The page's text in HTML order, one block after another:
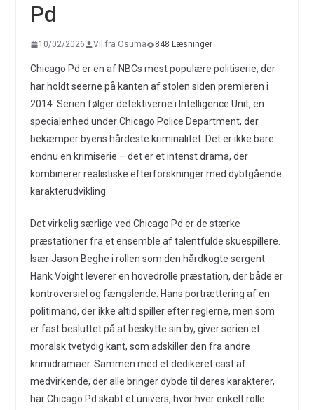
Pd
10/02/2026 Vil fra Osuma 848 Læsninger
Chicago Pd er en af NBCs mest populære politiserie, der
har holdt seerne på kanten af stolen siden premieren i
2014. Serien følger detektiverne i Intelligence Unit, en
specialenhed under Chicago Police Department, der
bekæmper byens hårdeste kriminalitet. Det er ikke bare
endnu en krimiserie – det er et intenst drama, der
kombinerer realistiske efterforskninger med dybtgående
karakterudvikling.
Det virkelig særlige ved Chicago Pd er de stærke
præstationer fra et ensemble af talentfulde skuespillere.
Især Jason Beghe i rollen som den hårdkogte sergent
Hank Voight leverer en hovedrolle præstation, der både er
kontroversiel og fængslende. Hans portrættering af en
politimand, der ikke altid spiller efter reglerne, men som
er fast besluttet på at beskytte sin by, giver serien et
moralsk tvetydig kant, som adskiller den fra andre
krimidramaer. Sammen med et dedikeret cast af
medvirkende, der alle bringer dybde til deres karakterer,
har Chicago Pd skabt et univers, hvor hver enkelt rolle